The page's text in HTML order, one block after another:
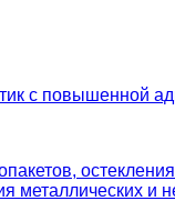
с повышенной
и